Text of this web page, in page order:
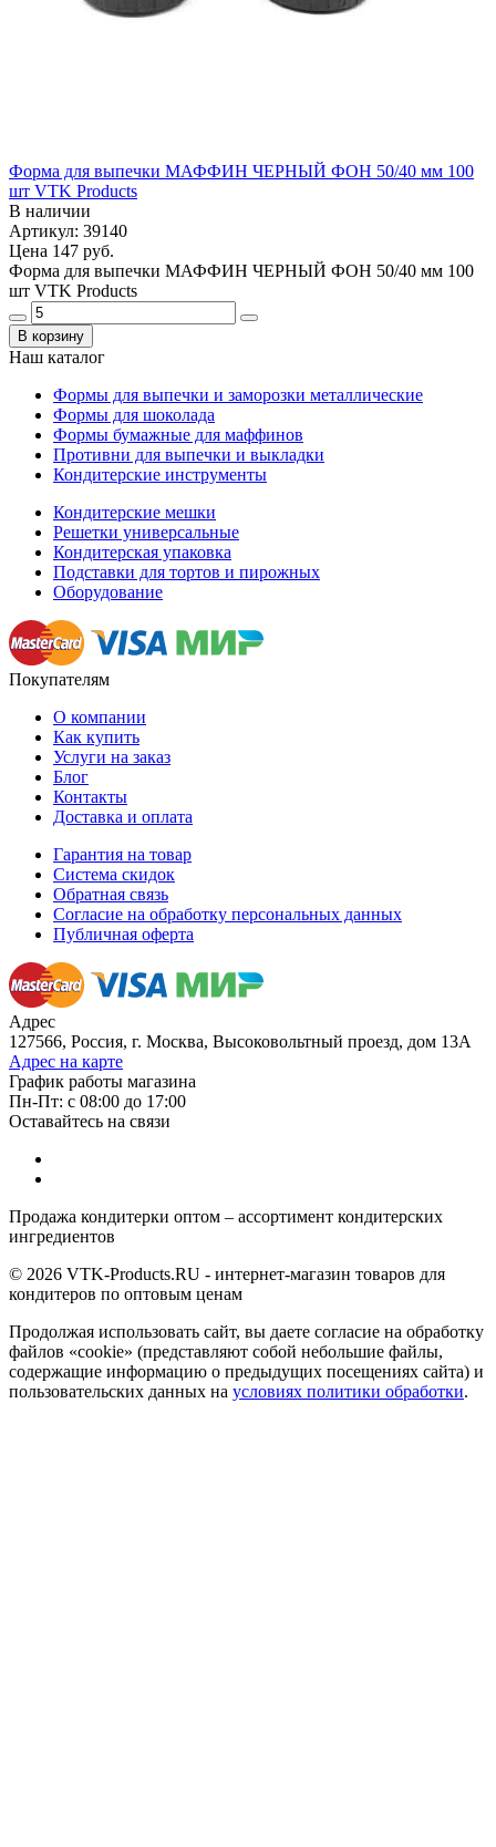
Форма для выпечки МАФФИН ЧЕРНЫЙ ФОН 50/40 мм 100
шт VTK Products
В наличии
Артикул: 39140
Цена 147 руб.
Форма для выпечки МАФФИН ЧЕРНЫЙ ФОН 50/40 мм 100
шт VTK Products
В корзину
Наш каталог
Формы для выпечки и заморозки металлические
Формы для шоколада
Формы бумажные для маффинов
Противни для выпечки и выкладки
Кондитерские инструменты
Кондитерские мешки
Решетки универсальные
Кондитерская упаковка
Подставки для тортов и пирожных
Оборудование
Покупателям
О компании
Как купить
Услуги на заказ
Блог
Контакты
Доставка и оплата
Гарантия на товар
Система скидок
Обратная связь
Согласие на обработку персональных данных
Публичная оферта
Адрес
127566, Россия, г. Москва, Высоковольтный проезд, дом 13А
Адрес на карте
График работы магазина
Пн-Пт: с 08:00 до 17:00
Оставайтесь на связи
Продажа кондитерки оптом – ассортимент кондитерских
ингредиентов
© 2026 VTK-Products.RU - интернет-магазин товаров для
кондитеров по оптовым ценам
Продолжая использовать сайт, вы даете согласие на обработку
файлов «cookie» (представляют собой небольшие файлы,
содержащие информацию о предыдущих посещениях сайта) и
пользовательских данных на условиях политики обработки.